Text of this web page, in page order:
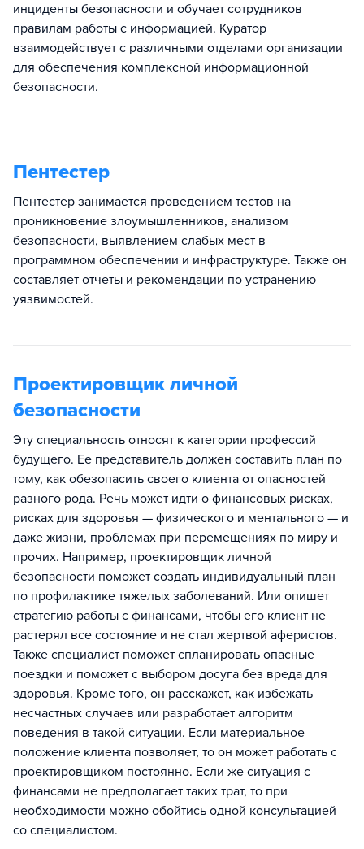
инциденты безопасности и обучает сотрудников
правилам работы с информацией. Куратор
взаимодействует с различными отделами организации
для обеспечения комплексной информационной
безопасности.
Пентестер
Пентестер занимается проведением тестов на
проникновение злоумышленников, анализом
безопасности, выявлением слабых мест в
программном обеспечении и инфраструктуре. Также он
составляет отчеты и рекомендации по устранению
уязвимостей.
Проектировщик личной
безопасности
Эту специальность относят к категории профессий
будущего. Ее представитель должен составить план по
тому, как обезопасить своего клиента от опасностей
разного рода. Речь может идти о финансовых рисках,
рисках для здоровья — физического и ментального — и
даже жизни, проблемах при перемещениях по миру и
прочих. Например, проектировщик личной
безопасности поможет создать индивидуальный план
по профилактике тяжелых заболеваний. Или опишет
стратегию работы с финансами, чтобы его клиент не
растерял все состояние и не стал жертвой аферистов.
Также специалист поможет спланировать опасные
поездки и поможет с выбором досуга без вреда для
здоровья. Кроме того, он расскажет, как избежать
несчастных случаев или разработает алгоритм
поведения в такой ситуации. Если материальное
положение клиента позволяет, то он может работать с
проектировщиком постоянно. Если же ситуация с
финансами не предполагает таких трат, то при
необходимости можно обойтись одной консультацией
со специалистом.